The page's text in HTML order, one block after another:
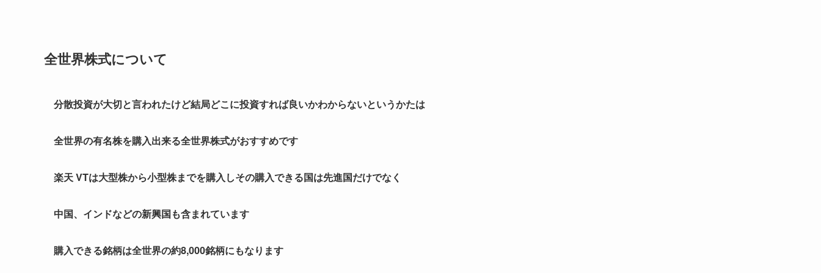
全世界株式について
分散投資が大切と言われたけど結局どこに投資すれば良いかわからないというかたは
全世界の有名株を購入出来る全世界株式がおすすめです
楽天 VTは大型株から小型株までを購入しその購入できる国は先進国だけでなく
中国、インドなどの新興国も含まれています
購入できる銘柄は全世界の約8,000銘柄にもなります